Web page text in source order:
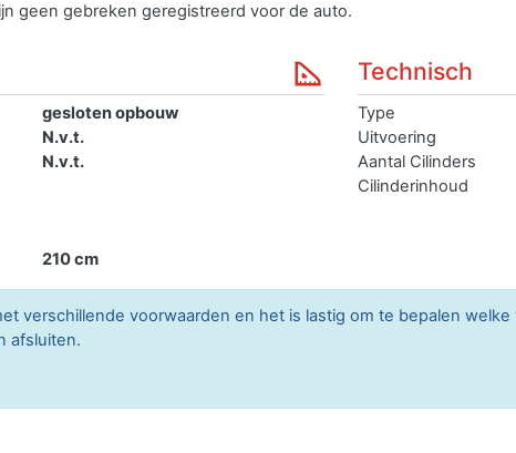
geen gebreken geregistreerd voor de auto.
gesloten opbouw
N.v.t.
N.v.t.
210 cm
Technisch
Type
Uitvoering
Aantal Cilinders
Cilinderinhoud
verschillende voorwaarden en het is lastig om te bepalen
afsluiten.